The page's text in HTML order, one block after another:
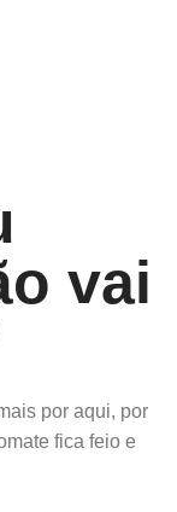
vai
por aqui, por
fica feio e